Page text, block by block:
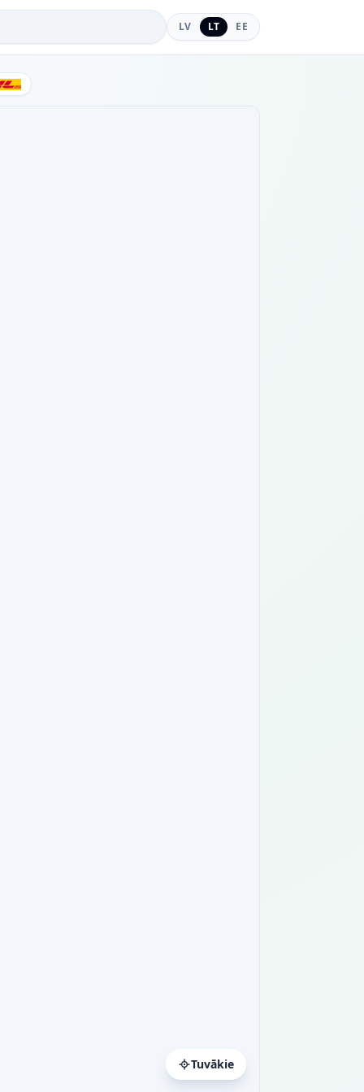
LV LT EE
Tuvākie